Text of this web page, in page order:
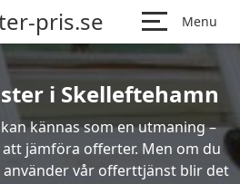
pris.se Menu
i Skelleftehamn
kännas som en utmaning –
jämföra offerter. Men om du
vår offerttjänst blir det